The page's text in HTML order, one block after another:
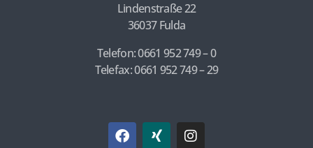
Lindenstraße 22
36037 Fulda
Telefon: 0661 952 749 – 0
Telefax: 0661 952 749 – 29